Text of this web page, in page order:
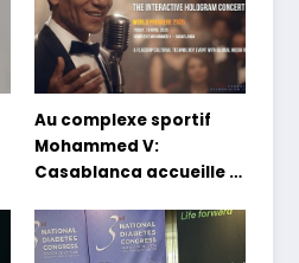
Au complexe sportif
Mohammed V:
Casablanca accueille la
concert holographique
d’Abdel Halim Hafez